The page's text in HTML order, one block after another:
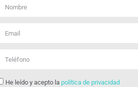
He leído y acepto la política de privacidad